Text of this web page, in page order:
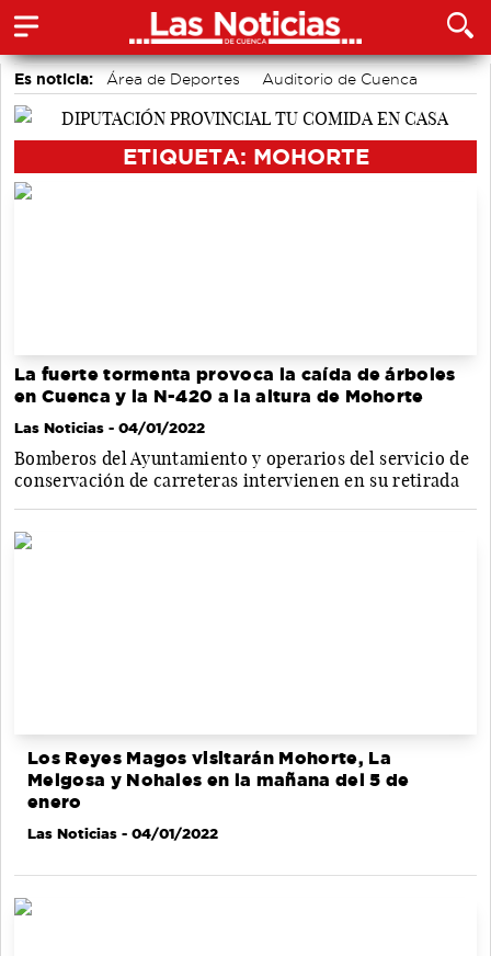
Es noticia: Área de Deportes
Auditorio de Cuenca
Bádminton
Actividades culturales en Cuenca
ETIQUETA: MOHORTE
La fuerte tormenta provoca la caída de árboles
en Cuenca y la N-420 a la altura de Mohorte
Las Noticias - 04/01/2022
Bomberos del Ayuntamiento y operarios del servicio de
conservación de carreteras intervienen en su retirada
Los Reyes Magos visitarán Mohorte, La
Melgosa y Nohales en la mañana del 5 de
enero
Las Noticias - 04/01/2022